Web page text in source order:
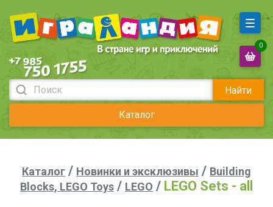
Найти
Каталог
0
Каталог / Новинки и эксклюзивы / Building
Blocks, LEGO Toys / LEGO / LEGO Sets - all